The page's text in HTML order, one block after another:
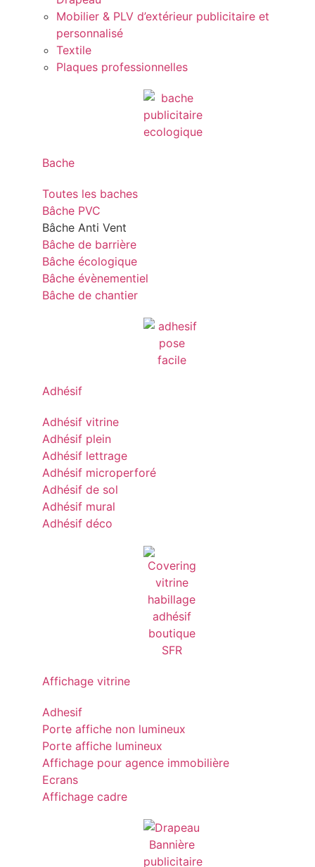
Mobilier & PLV d’extérieur publicitaire et
personnalisé
Textile
Plaques professionnelles
Bache
Toutes les baches
Bâche PVC
Bâche Anti Vent
Bâche de barrière
Bâche écologique
Bâche évènementiel
Bâche de chantier
Adhésif
Adhésif vitrine
Adhésif plein
Adhésif lettrage
Adhésif microperforé
Adhésif de sol
Adhésif mural
Adhésif déco
Affichage vitrine
Adhesif
Porte affiche non lumineux
Porte affiche lumineux
Affichage pour agence immobilière
Ecrans
Affichage cadre